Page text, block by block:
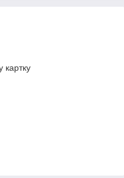
картку